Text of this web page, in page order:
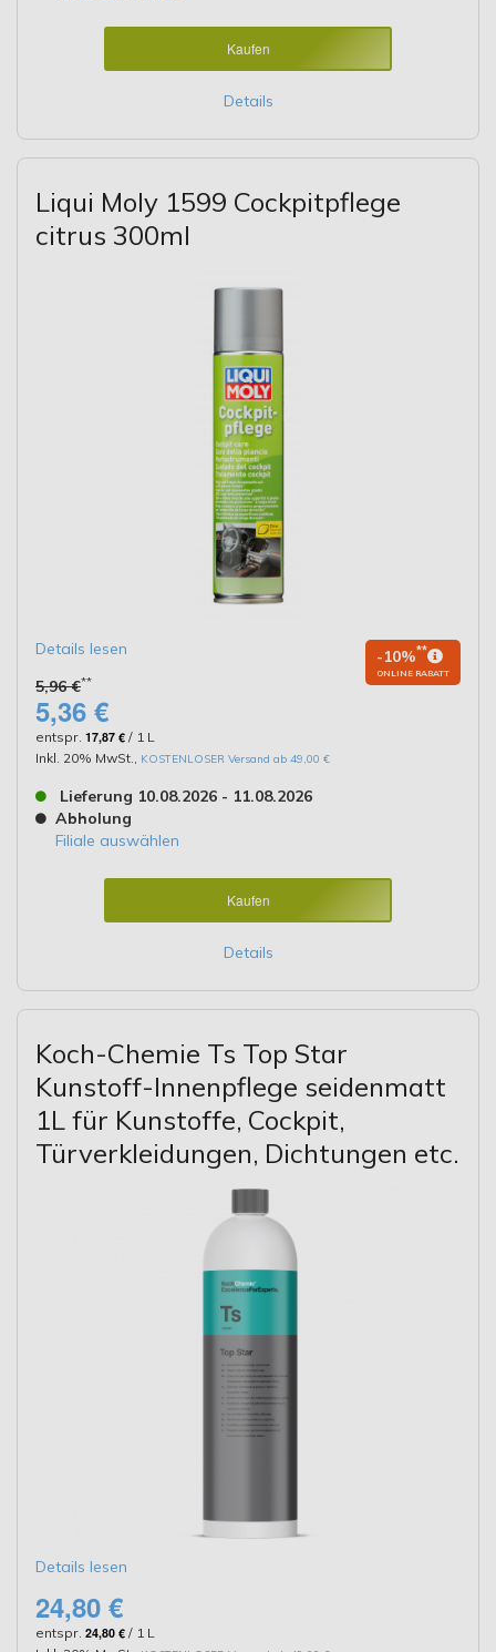
Kaufen
Details
Liqui Moly 1599 Cockpitpflege
citrus 300ml
Details lesen
5,96 €**
-10%**
ONLINE RABATT
5,36 €
entspr. 17,87 € / 1 L
Inkl. 20% MwSt.
KOSTENLOSER Versand ab 49,00 €
Lieferung 10.08.2026 - 11.08.2026
Abholung
Filiale auswählen
Kaufen
Details
Koch-Chemie Ts Top Star
Kunstoff-Innenpflege seidenmatt
1L für Kunstoffe, Cockpit,
Türverkleidungen, Dichtungen etc.
Details lesen
24,80 €
entspr. 24,80 € / 1 L